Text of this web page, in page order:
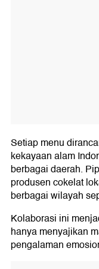
Setiap menu
kekayaan alam
berbagai daerah.
produsen cokelat
berbagai wilayah
Kolaborasi ini
hanya menyajikan
pengalaman